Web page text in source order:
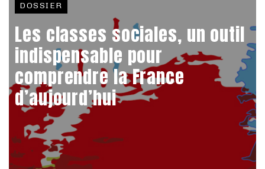
DOSSIER
Les classes sociales, un outil
indispensable pour
comprendre la France
d’aujourd’hui